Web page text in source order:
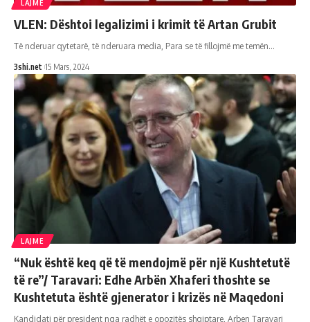
LAJME
VLEN: Dështoi legalizimi i krimit të Artan Grubit
Të nderuar qytetarë, të nderuara media, Para se të fillojmë me temën…
3shi.net 15 Mars, 2024
LAJME
“Nuk është keq që të mendojmë për një Kushtetutë
të re”/ Taravari: Edhe Arbën Xhaferi thoshte se
Kushtetuta është gjenerator i krizës në Maqedoni
Kandidati për president nga radhët e opozitës shqiptare, Arben Taravari